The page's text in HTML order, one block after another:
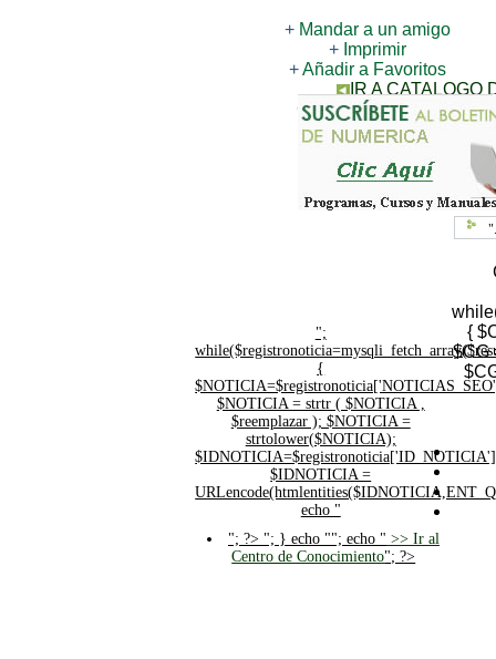
+ Mandar a un amigo
+ Imprimir
+Añadir a Favoritos
IR A CATALOGO
CONTACTANOS PARA
{
$CG
";
{
$NOTICIA = strtr ( $NOTICIA ,
$reemplazar ); $NOTICIA =
strtolower($NOTICIA);
$IDNOTICIA =
echo "
"; ?> "; } echo ""; echo " >> Ir al
Centro de Conocimiento"; ?>